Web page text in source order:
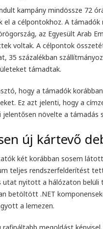
kampány mindössze 72
a célpontokhoz. A támadók
az Egyesült Arab
voltak. A célpontok
35 százalékban
támadtak.
hogy a támadók
Ez azt jelenti, hogy a
növelte a támadás
új kártevő
két korábban sosem
teljes rendszerfelderítést
nyitott a hálózaton belüli
betöltött .NET
a lemezen.